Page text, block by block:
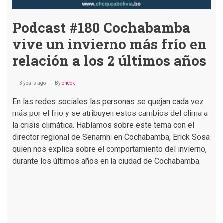
Podcast #180 Cochabamba
vive un invierno más frío en
relación a los 2 últimos años
3 years ago Bycheck
En las redes sociales las personas se quejan cada vez
más por el frio y se atribuyen estos cambios del clima a
la crisis climática. Hablamos sobre este tema con el
director regional de Senamhi en Cochabamba, Erick Sosa
quien nos explica sobre el comportamiento del invierno,
durante los últimos años en la ciudad de Cochabamba.